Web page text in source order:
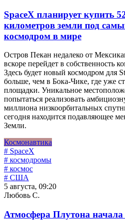
SpaceX планирует купить
километров земли под
космодром в мире
Остров Пекан недалеко от
вскоре перейдет в собственность
Здесь будет новый космодром для
больше, чем в Бока-Чике, где уже
площадки. Уникальное
попытаться реализовать
миллиона низкоорбитальных
сегодня находится подавляющее
Земли.
Космонавтика
# SpaceX
# космодромы
# космос
# США
5 августа, 09:20
Любовь С.
Атмосфера Плутона начала